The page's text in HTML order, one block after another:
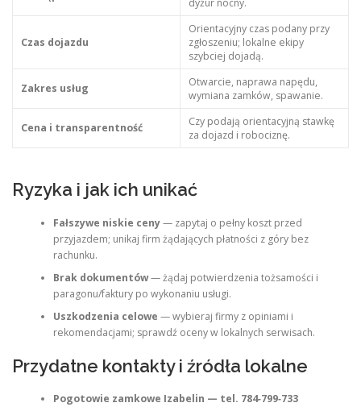
Czas dojazdu
Orientacyjny czas podany przy
zgłoszeniu; lokalne ekipy
szybciej dojadą.
Zakres usług
Otwarcie, naprawa napędu,
wymiana zamków, spawanie.
Cena i transparentność
Czy podają orientacyjną stawkę
za dojazd i robociznę.
Ryzyka i jak ich unikać
Fałszywe niskie ceny— zapytaj o pełny koszt przed
przyjazdem; unikaj firm żądających płatności z góry bez
rachunku.
Brak dokumentów— żądaj potwierdzenia tożsamości i
paragonu/faktury po wykonaniu usługi.
Uszkodzenia celowe — wybieraj firmy z opiniami i
rekomendacjami; sprawdź oceny w lokalnych serwisach.
Przydatne kontakty i źródła lokalne
Pogotowie zamkowe Izabelin — tel. 784‑799‑733